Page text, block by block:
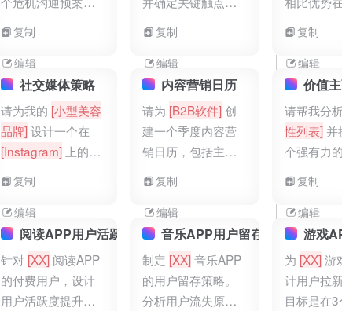
点和行动步骤。
复制
编辑
求。
复制
编辑
提供营销角
复制
编辑
社交媒体策略
请为我的 [小型美容
品牌]设计一个在
[Instagram]上的30
目标是
知度]。
复制
编辑
内容营销日历
请为 [B2B软件]创
建一个季度内容营
销日历，包括主
道和关键绩效指
标。
复制
编辑
价值
请帮我分
性列表]并
个强有力
营销传播。
复制
编辑
阅读APP用户活跃度提升方案
针对 [XX]阅读APP
的付费用户，设计
用户活跃度提升方
音乐APP用户留存策略
制定 [XX]音乐APP
的用户留存策略。
分析用户流失原因
游戏
为 [XX]游
计用户拉
目标是在